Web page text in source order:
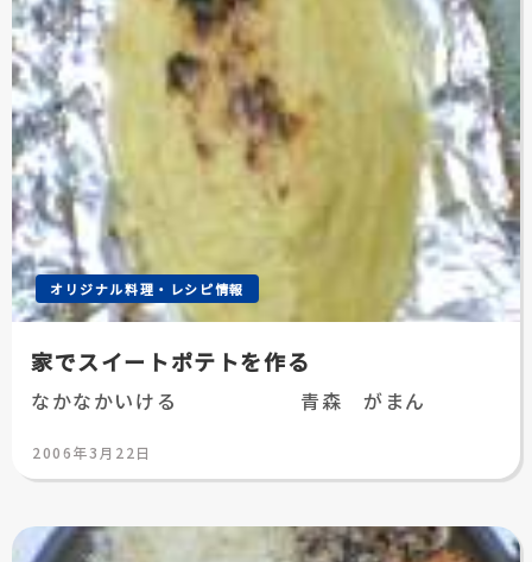
オリジナル料理・レシピ情報
家でスイートポテトを作る
なかなかいける 青森 がまん
投
日:
2006年3月22日